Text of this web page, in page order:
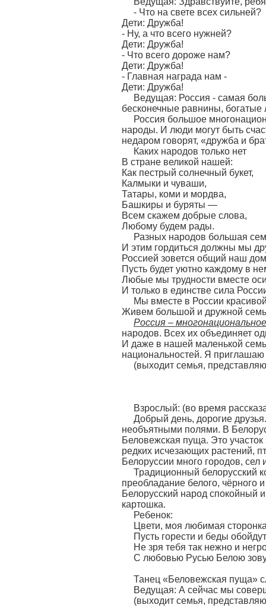
- Что на свете всех сильней?
Дети: Дружба!
- Ну, а что всего нужней?
Дети: Дружба!
- Что всего дороже нам?
Дети: Дружба!
- Главная награда нам -
Дети: Дружба!
Ведущая: Россия - самая
бесконечные равнины, богатые
Россия большое
народы. И люди могут быть
недаром говорят, «дружба и
Каких народов только нет
В стране великой нашей:
Как пестрый солнечный букет,
Калмыки и чуваши,
Татары, коми и мордва,
Башкиры и буряты —
Всем скажем добрые слова,
Любому будем рады.
Разных народов большая
И этим гордиться должны мы
Россией зовется общий наш
Пусть будет уютно каждому в
Любые мы трудности вместе
И только в единстве сила
Мы вместе в России
Живем большой и дружной
Россия –
народов. Всех их объединяет
И даже в нашей маленькой
национальностей. Я
(выходит семья,
Взрослый: (во время
Добрый день, дорогие
необъятными полями. В
Беловежская пуща. Это
редких исчезающих растений,
Белоруссии много городов,
Традиционный белорусский
преобладание белого, чёрного
Белорусский народ
картошка.
Ребенок:
Цвети, моя любимая
Пусть горести и беды
Не зря тебя так нежно и
С любовью Русью Белою
Танец «Беловежская пуща»
Ведущая: А сейчас мы
(выходит семья,